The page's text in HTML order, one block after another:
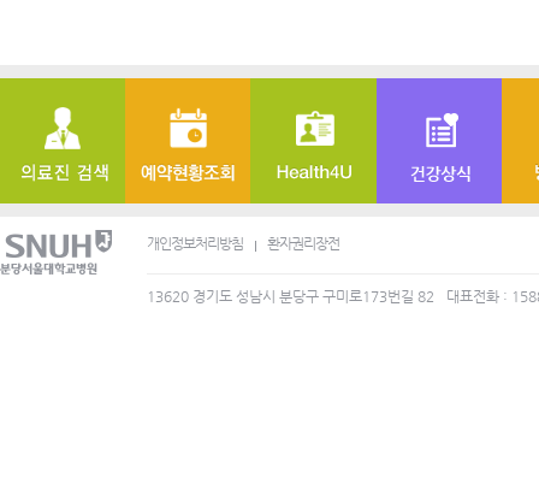
개인정보처리방침 환자권리장전
13620 경기도 성남시 분당구 구미로173번길 82 대표전화 :